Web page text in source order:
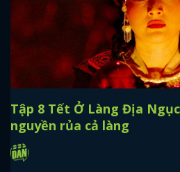
Tập 8 Tết Ở Làng Địa
nguyền rủa cả làng